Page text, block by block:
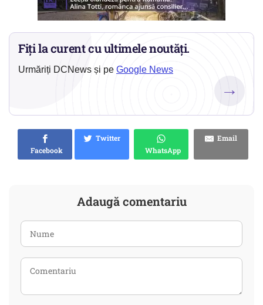
Fiți la curent cu ultimele noutăți.
Urmăriți DCNews și pe Google News
→
Facebook
Twitter
WhatsApp
Email
Adaugă comentariu